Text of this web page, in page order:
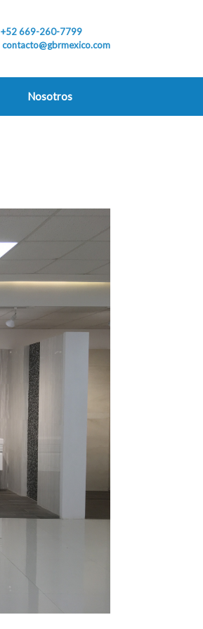
+52 669-260-7799
contacto@gbrmexico.com
Nosotros